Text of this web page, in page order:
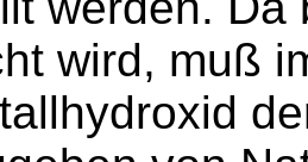
wird, muß